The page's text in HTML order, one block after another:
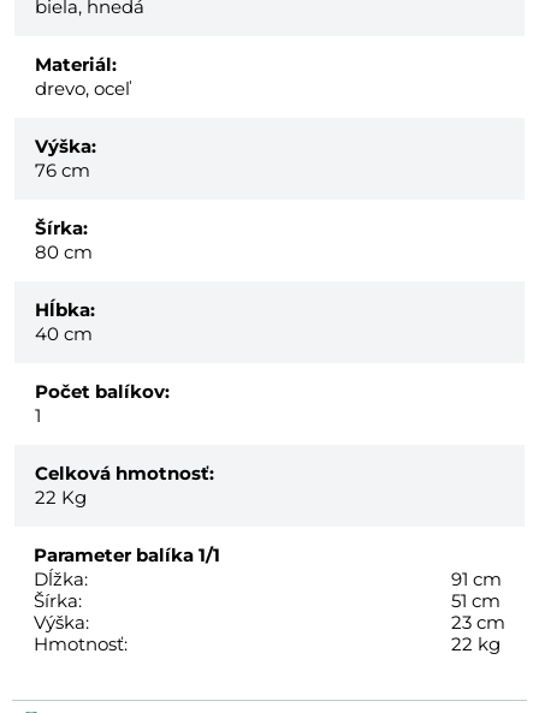
biela, hnedá
Materiál:
drevo, oceľ
Výška:
76 cm
Šírka:
80 cm
Hĺbka:
40 cm
Počet balíkov:
1
Celková hmotnosť:
22 Kg
Parameter balíka 1/1
Dĺžka:
91 cm
Šírka:
51 cm
Výška:
23 cm
Hmotnosť:
22 kg